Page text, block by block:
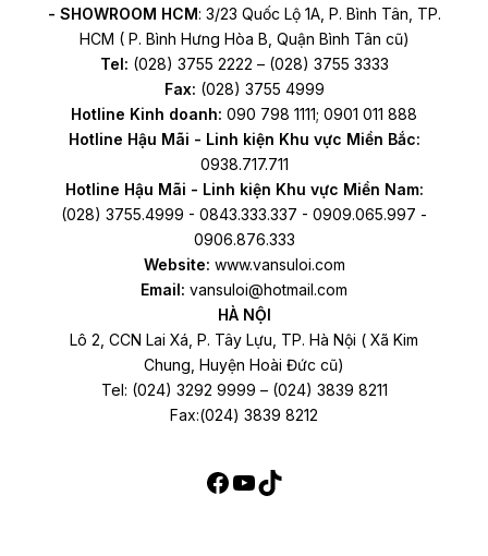
- SHOWROOM HCM: 3/23 Quốc Lộ 1A, P. Bình Tân, TP.
HCM ( P. Bình Hưng Hòa B, Quận Bình Tân cũ)
Tel: (028) 3755 2222 – (028) 3755 3333
Fax: (028) 3755 4999
Hotline Kinh doanh: 090 798 1111; 0901 011 888
Hotline Hậu Mãi - Linh kiện Khu vực Miền Bắc:
0938.717.711
Hotline Hậu Mãi - Linh kiện Khu vực Miền Nam:
(028) 3755.4999 - 0843.333.337 - 0909.065.997 -
0906.876.333
Website: www.vansuloi.com
Email: vansuloi@hotmail.com
HÀ NỘI
Lô 2, CCN Lai Xá, P. Tây Lựu, TP. Hà Nội ( Xã Kim
Chung, Huyện Hoài Đức cũ)
Tel: (024) 3292 9999 – (024) 3839 8211
Fax:(024) 3839 8212